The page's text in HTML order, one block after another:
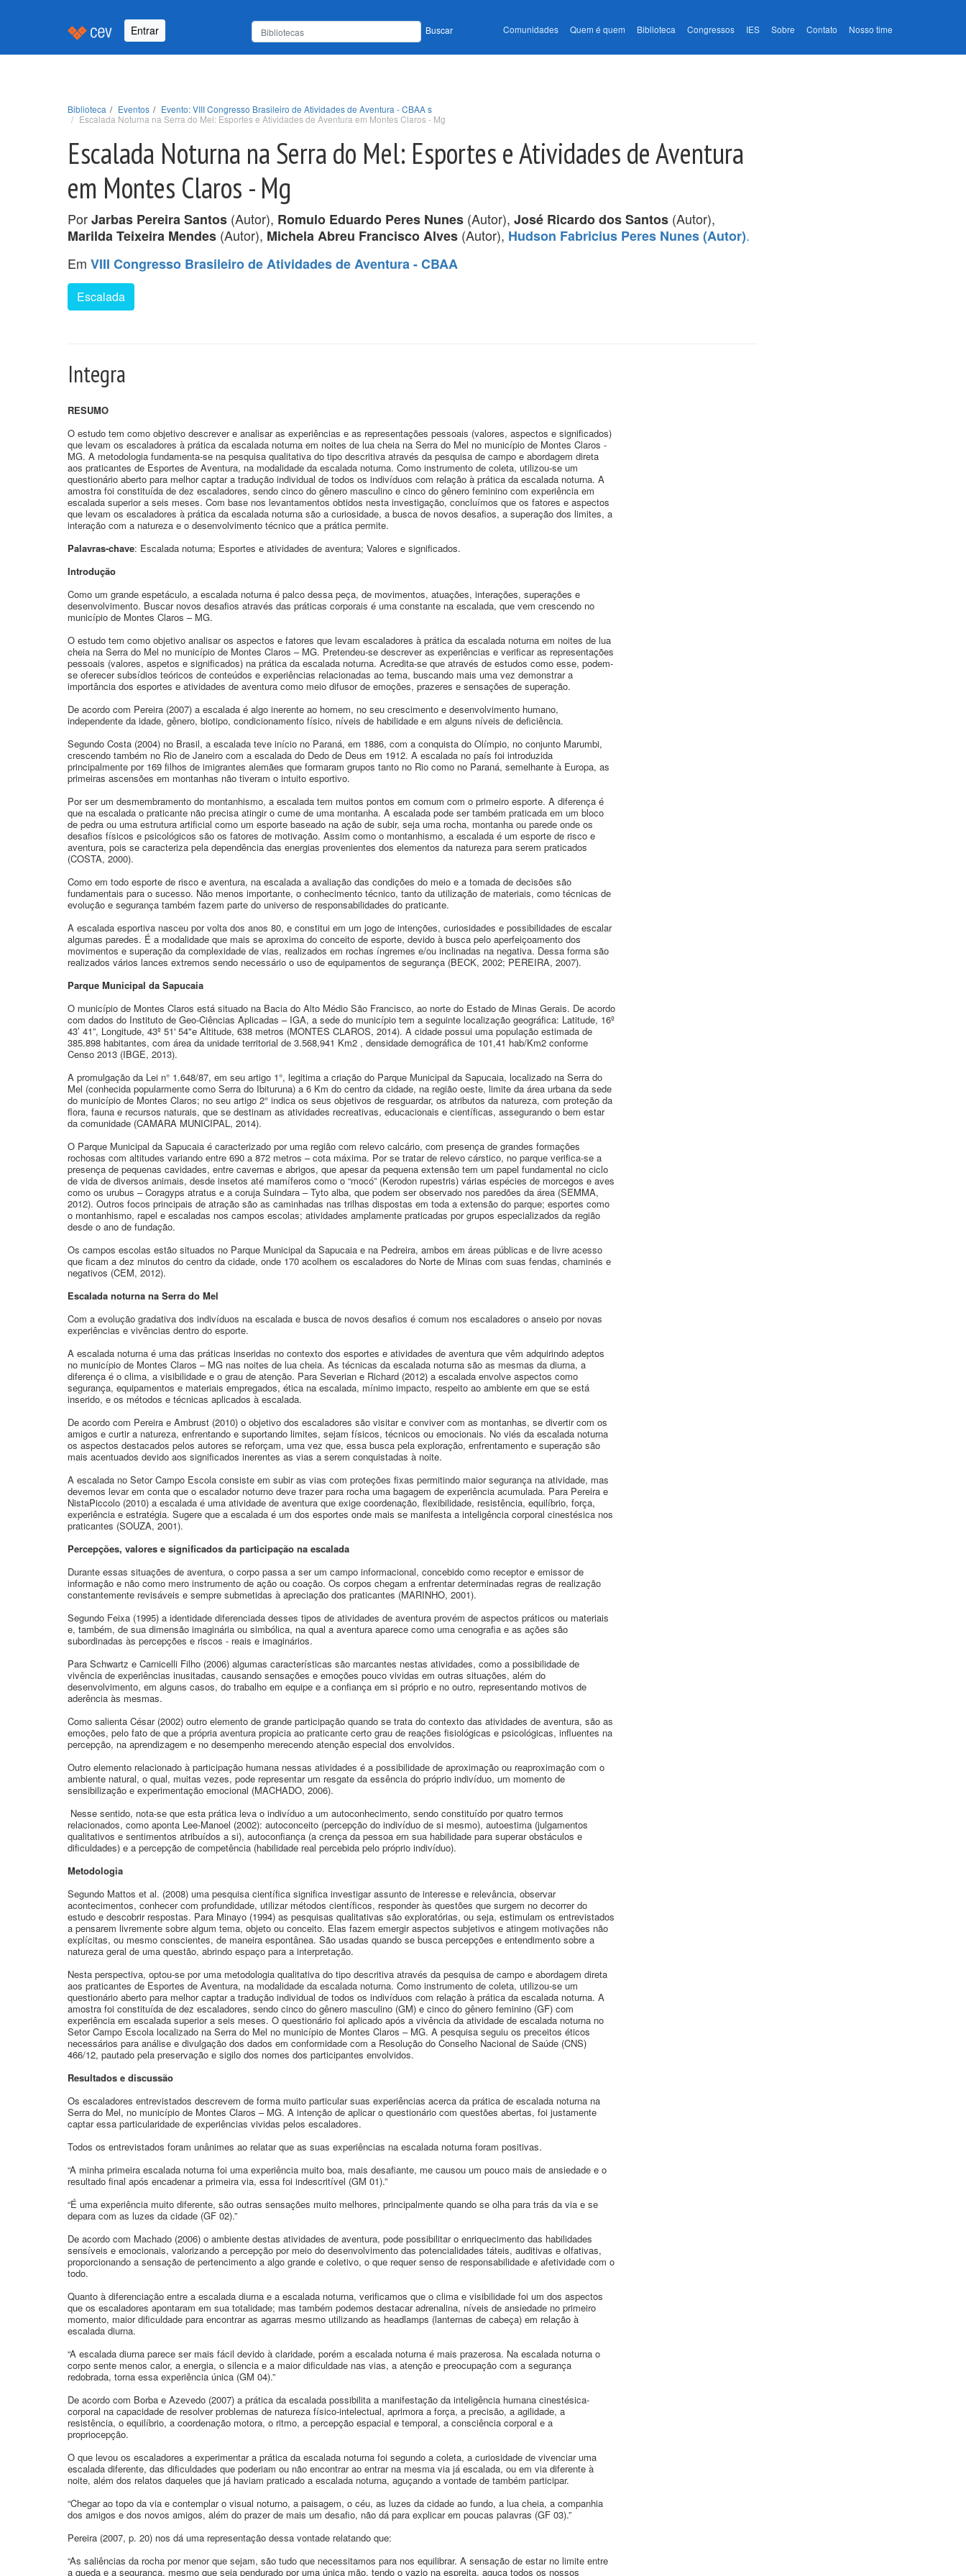
Entrar Buscar Comunidades Quem é quem Biblioteca Congressos IES Sobre Contato Nosso time
Biblioteca Eventos
Evento: VIII Congresso Brasileiro de Atividades de Aventura - CBAA s
Escalada Noturna na Serra do Mel: Esportes e Atividades de Aventura em Montes Claros - Mg
Escalada Noturna na Serra do Mel: Esportes e Atividades de Aventura
em Montes Claros - Mg
PorJarbas Pereira Santos (Autor), Romulo Eduardo Peres Nunes (Autor), José Ricardo dos Santos (Autor),
Marilda Teixeira Mendes (Autor), Michela Abreu Francisco Alves (Autor), Hudson Fabricius Peres Nunes (Autor).
Em VIII Congresso Brasileiro de Atividades de Aventura - CBAA
Escalada
Integra
RESUMO
O estudo tem como objetivo descrever e analisar as experiências e as representações pessoais (valores, aspectos e significados)
que levam os escaladores à prática da escalada noturna em noites de lua cheia na Serra do Mel no município de Montes Claros -
MG. A metodologia fundamenta-se na pesquisa qualitativa do tipo descritiva através da pesquisa de campo e abordagem direta
aos praticantes de Esportes de Aventura, na modalidade da escalada noturna. Como instrumento de coleta, utilizou-se um
questionário aberto para melhor captar a tradução individual de todos os indivíduos com relação à prática da escalada noturna. A
amostra foi constituída de dez escaladores, sendo cinco do gênero masculino e cinco do gênero feminino com experiência em
escalada superior a seis meses. Com base nos levantamentos obtidos nesta investigação, concluímos que os fatores e aspectos
que levam os escaladores à prática da escalada noturna são a curiosidade, a busca de novos desafios, a superação dos limites, a
interação com a natureza e o desenvolvimento técnico que a prática permite.
Palavras-chave: Escalada noturna; Esportes e atividades de aventura; Valores e significados.
Introdução
Como um grande espetáculo, a escalada noturna é palco dessa peça, de movimentos, atuações, interações, superações e
desenvolvimento. Buscar novos desafios através das práticas corporais é uma constante na escalada, que vem crescendo no
município de Montes Claros – MG.
O estudo tem como objetivo analisar os aspectos e fatores que levam escaladores à prática da escalada noturna em noites de lua
cheia na Serra do Mel no município de Montes Claros – MG. Pretendeu-se descrever as experiências e verificar as representações
pessoais (valores, aspetos e significados) na prática da escalada noturna. Acredita-se que através de estudos como esse, podem-
se oferecer subsídios teóricos de conteúdos e experiências relacionadas ao tema, buscando mais uma vez demonstrar a
importância dos esportes e atividades de aventura como meio difusor de emoções, prazeres e sensações de superação.
De acordo com Pereira (2007) a escalada é algo inerente ao homem, no seu crescimento e desenvolvimento humano,
independente da idade, gênero, biotipo, condicionamento físico, níveis de habilidade e em alguns níveis de deficiência.
Segundo Costa (2004) no Brasil, a escalada teve início no Paraná, em 1886, com a conquista do Olímpio, no conjunto Marumbi,
crescendo também no Rio de Janeiro com a escalada do Dedo de Deus em 1912. A escalada no país foi introduzida
principalmente por 169 filhos de imigrantes alemães que formaram grupos tanto no Rio como no Paraná, semelhante à Europa, as
primeiras ascensões em montanhas não tiveram o intuito esportivo.
Por ser um desmembramento do montanhismo, a escalada tem muitos pontos em comum com o primeiro esporte. A diferença é
que na escalada o praticante não precisa atingir o cume de uma montanha. A escalada pode ser também praticada em um bloco
de pedra ou uma estrutura artificial como um esporte baseado na ação de subir, seja uma rocha, montanha ou parede onde os
desafios físicos e psicológicos são os fatores de motivação. Assim como o montanhismo, a escalada é um esporte de risco e
aventura, pois se caracteriza pela dependência das energias provenientes dos elementos da natureza para serem praticados
(COSTA, 2000).
Como em todo esporte de risco e aventura, na escalada a avaliação das condições do meio e a tomada de decisões são
fundamentais para o sucesso. Não menos importante, o conhecimento técnico, tanto da utilização de materiais, como técnicas de
evolução e segurança também fazem parte do universo de responsabilidades do praticante.
A escalada esportiva nasceu por volta dos anos 80, e constitui em um jogo de intenções, curiosidades e possibilidades de escalar
algumas paredes. É a modalidade que mais se aproxima do conceito de esporte, devido à busca pelo aperfeiçoamento dos
movimentos e superação da complexidade de vias, realizados em rochas íngremes e/ou inclinadas na negativa. Dessa forma são
realizados vários lances extremos sendo necessário o uso de equipamentos de segurança (BECK, 2002; PEREIRA, 2007).
Parque Municipal da Sapucaia
O município de Montes Claros está situado na Bacia do Alto Médio São Francisco, ao norte do Estado de Minas Gerais. De acordo
com dados do Instituto de Geo-Ciências Aplicadas – IGA, a sede do município tem a seguinte localização geográfica: Latitude, 16º
43’ 41”, Longitude, 43º 51' 54"e Altitude, 638 metros (MONTES CLAROS, 2014). A cidade possui uma população estimada de
385.898 habitantes, com área da unidade territorial de 3.568,941 Km2 , densidade demográfica de 101,41 hab/Km2 conforme
Censo 2013 (IBGE, 2013).
A promulgação da Lei n° 1.648/87, em seu artigo 1°, legitima a criação do Parque Municipal da Sapucaia, localizado na Serra do
Mel (conhecida popularmente como Serra do Ibituruna) a 6 Km do centro da cidade, na região oeste, limite da área urbana da sede
do município de Montes Claros; no seu artigo 2° indica os seus objetivos de resguardar, os atributos da natureza, com proteção da
flora, fauna e recursos naturais, que se destinam as atividades recreativas, educacionais e científicas, assegurando o bem estar
da comunidade (CAMARA MUNICIPAL, 2014).
O Parque Municipal da Sapucaia é caracterizado por uma região com relevo calcário, com presença de grandes formações
rochosas com altitudes variando entre 690 a 872 metros – cota máxima. Por se tratar de relevo cárstico, no parque verifica-se a
presença de pequenas cavidades, entre cavernas e abrigos, que apesar da pequena extensão tem um papel fundamental no ciclo
de vida de diversos animais, desde insetos até mamíferos como o “mocó” (Kerodon rupestris) várias espécies de morcegos e aves
como os urubus – Coragyps atratus e a coruja Suindara – Tyto alba, que podem ser observado nos paredões da área (SEMMA,
2012). Outros focos principais de atração são as caminhadas nas trilhas dispostas em toda a extensão do parque; esportes como
o montanhismo, rapel e escaladas nos campos escolas; atividades amplamente praticadas por grupos especializados da região
desde o ano de fundação.
Os campos escolas estão situados no Parque Municipal da Sapucaia e na Pedreira, ambos em áreas públicas e de livre acesso
que ficam a dez minutos do centro da cidade, onde 170 acolhem os escaladores do Norte de Minas com suas fendas, chaminés e
negativos (CEM, 2012).
Escalada noturna na Serra do Mel
Com a evolução gradativa dos indivíduos na escalada e busca de novos desafios é comum nos escaladores o anseio por novas
experiências e vivências dentro do esporte.
A escalada noturna é uma das práticas inseridas no contexto dos esportes e atividades de aventura que vêm adquirindo adeptos
no município de Montes Claros – MG nas noites de lua cheia. As técnicas da escalada noturna são as mesmas da diurna, a
diferença é o clima, a visibilidade e o grau de atenção. Para Severian e Richard (2012) a escalada envolve aspectos como
segurança, equipamentos e materiais empregados, ética na escalada, mínimo impacto, respeito ao ambiente em que se está
inserido, e os métodos e técnicas aplicados à escalada.
De acordo com Pereira e Ambrust (2010) o objetivo dos escaladores são visitar e conviver com as montanhas, se divertir com os
amigos e curtir a natureza, enfrentando e suportando limites, sejam físicos, técnicos ou emocionais. No viés da escalada noturna
os aspectos destacados pelos autores se reforçam, uma vez que, essa busca pela exploração, enfrentamento e superação são
mais acentuados devido aos significados inerentes as vias a serem conquistadas à noite.
A escalada no Setor Campo Escola consiste em subir as vias com proteções fixas permitindo maior segurança na atividade, mas
devemos levar em conta que o escalador noturno deve trazer para rocha uma bagagem de experiência acumulada. Para Pereira e
NistaPiccolo (2010) a escalada é uma atividade de aventura que exige coordenação, flexibilidade, resistência, equilíbrio, força,
experiência e estratégia. Sugere que a escalada é um dos esportes onde mais se manifesta a inteligência corporal cinestésica nos
praticantes (SOUZA, 2001).
Percepções, valores e significados da participação na escalada
Durante essas situações de aventura, o corpo passa a ser um campo informacional, concebido como receptor e emissor de
informação e não como mero instrumento de ação ou coação. Os corpos chegam a enfrentar determinadas regras de realização
constantemente revisáveis e sempre submetidas à apreciação dos praticantes (MARINHO, 2001).
Segundo Feixa (1995) a identidade diferenciada desses tipos de atividades de aventura provém de aspectos práticos ou materiais
e, também, de sua dimensão imaginária ou simbólica, na qual a aventura aparece como uma cenografia e as ações são
subordinadas às percepções e riscos - reais e imaginários.
Para Schwartz e Carnicelli Filho (2006) algumas características são marcantes nestas atividades, como a possibilidade de
vivência de experiências inusitadas, causando sensações e emoções pouco vividas em outras situações, além do
desenvolvimento, em alguns casos, do trabalho em equipe e a confiança em si próprio e no outro, representando motivos de
aderência às mesmas.
Como salienta César (2002) outro elemento de grande participação quando se trata do contexto das atividades de aventura, são as
emoções, pelo fato de que a própria aventura propicia ao praticante certo grau de reações fisiológicas e psicológicas, influentes na
percepção, na aprendizagem e no desempenho merecendo atenção especial dos envolvidos.
Outro elemento relacionado à participação humana nessas atividades é a possibilidade de aproximação ou reaproximação com o
ambiente natural, o qual, muitas vezes, pode representar um resgate da essência do próprio indivíduo, um momento de
sensibilização e experimentação emocional (MACHADO, 2006).
Nesse sentido, nota-se que esta prática leva o indivíduo a um autoconhecimento, sendo constituído por quatro termos
relacionados, como aponta Lee-Manoel (2002): autoconceito (percepção do indivíduo de si mesmo), autoestima (julgamentos
qualitativos e sentimentos atribuídos a si), autoconfiança (a crença da pessoa em sua habilidade para superar obstáculos e
dificuldades) e a percepção de competência (habilidade real percebida pelo próprio indivíduo).
Metodologia
Segundo Mattos et al. (2008) uma pesquisa científica significa investigar assunto de interesse e relevância, observar
acontecimentos, conhecer com profundidade, utilizar métodos científicos, responder às questões que surgem no decorrer do
estudo e descobrir respostas. Para Minayo (1994) as pesquisas qualitativas são exploratórias, ou seja, estimulam os entrevistados
a pensarem livremente sobre algum tema, objeto ou conceito. Elas fazem emergir aspectos subjetivos e atingem motivações não
explícitas, ou mesmo conscientes, de maneira espontânea. São usadas quando se busca percepções e entendimento sobre a
natureza geral de uma questão, abrindo espaço para a interpretação.
Nesta perspectiva, optou-se por uma metodologia qualitativa do tipo descritiva através da pesquisa de campo e abordagem direta
aos praticantes de Esportes de Aventura, na modalidade da escalada noturna. Como instrumento de coleta, utilizou-se um
questionário aberto para melhor captar a tradução individual de todos os indivíduos com relação à prática da escalada noturna. A
amostra foi constituída de dez escaladores, sendo cinco do gênero masculino (GM) e cinco do gênero feminino (GF) com
experiência em escalada superior a seis meses. O questionário foi aplicado após a vivência da atividade de escalada noturna no
Setor Campo Escola localizado na Serra do Mel no município de Montes Claros – MG. A pesquisa seguiu os preceitos éticos
necessários para análise e divulgação dos dados em conformidade com a Resolução do Conselho Nacional de Saúde (CNS)
466/12, pautado pela preservação e sigilo dos nomes dos participantes envolvidos.
Resultados e discussão
Os escaladores entrevistados descrevem de forma muito particular suas experiências acerca da prática de escalada noturna na
Serra do Mel, no município de Montes Claros – MG. A intenção de aplicar o questionário com questões abertas, foi justamente
captar essa particularidade de experiências vividas pelos escaladores.
Todos os entrevistados foram unânimes ao relatar que as suas experiências na escalada noturna foram positivas.
“A minha primeira escalada noturna foi uma experiência muito boa, mais desafiante, me causou um pouco mais de ansiedade e o
resultado final após encadenar a primeira via, essa foi indescritível (GM 01).”
“É uma experiência muito diferente, são outras sensações muito melhores, principalmente quando se olha para trás da via e se
depara com as luzes da cidade (GF 02).”
De acordo com Machado (2006) o ambiente destas atividades de aventura, pode possibilitar o enriquecimento das habilidades
sensíveis e emocionais, valorizando a percepção por meio do desenvolvimento das potencialidades táteis, auditivas e olfativas,
proporcionando a sensação de pertencimento a algo grande e coletivo, o que requer senso de responsabilidade e afetividade com o
todo.
Quanto à diferenciação entre a escalada diurna e a escalada noturna, verificamos que o clima e visibilidade foi um dos aspectos
que os escaladores apontaram em sua totalidade; mas também podemos destacar adrenalina, níveis de ansiedade no primeiro
momento, maior dificuldade para encontrar as agarras mesmo utilizando as headlamps (lanternas de cabeça) em relação à
escalada diurna.
“A escalada diurna parece ser mais fácil devido à claridade, porém a escalada noturna é mais prazerosa. Na escalada noturna o
corpo sente menos calor, a energia, o silencia e a maior dificuldade nas vias, a atenção e preocupação com a segurança
redobrada, torna essa experiência única (GM 04).”
De acordo com Borba e Azevedo (2007) a prática da escalada possibilita a manifestação da inteligência humana cinestésica-
corporal na capacidade de resolver problemas de natureza físico-intelectual, aprimora a força, a precisão, a agilidade, a
resistência, o equilíbrio, a coordenação motora, o ritmo, a percepção espacial e temporal, a consciência corporal e a
propriocepção.
O que levou os escaladores a experimentar a prática da escalada noturna foi segundo a coleta, a curiosidade de vivenciar uma
escalada diferente, das dificuldades que poderiam ou não encontrar ao entrar na mesma via já escalada, ou em via diferente à
noite, além dos relatos daqueles que já haviam praticado a escalada noturna, aguçando a vontade de também participar.
“Chegar ao topo da via e contemplar o visual noturno, a paisagem, o céu, as luzes da cidade ao fundo, a lua cheia, a companhia
dos amigos e dos novos amigos, além do prazer de mais um desafio, não dá para explicar em poucas palavras (GF 03).”
Pereira (2007, p. 20) nos dá uma representação dessa vontade relatando que:
“As saliências da rocha por menor que sejam, são tudo que necessitamos para nos equilibrar. A sensação de estar no limite entre
a queda e a segurança, mesmo que seja pendurado por uma única mão, tendo o vazio na espreita, aguça todos os nossos